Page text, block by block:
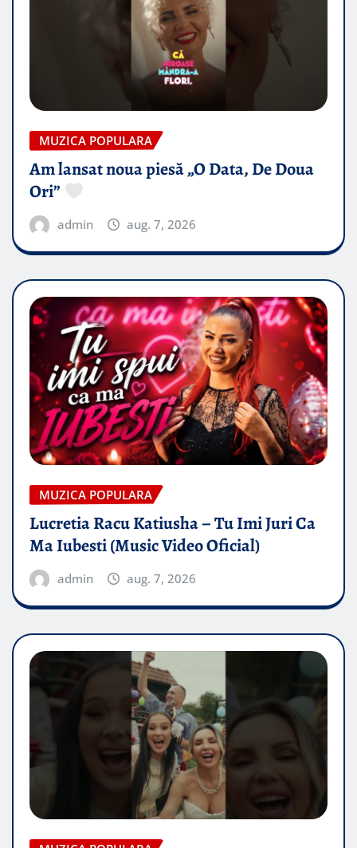
MUZICA POPULARA
Am lansat noua piesă „O Data, De Doua
Ori”
admin aug. 7, 2026
MUZICA POPULARA
Lucretia Racu Katiusha – Tu Imi Juri Ca
Ma Iubesti (Music Video Oficial)
admin aug. 7, 2026